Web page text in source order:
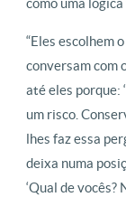
como uma lógica
“Eles escolhem
conversam com
até eles porque:
um risco.
lhes faz essa
deixa numa
‘Qual de vocês?